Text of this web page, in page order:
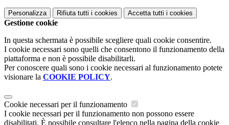
Personalizza Rifiuta tutti i cookies Accetta tutti i cookies
Gestione cookie
In questa schermata è possibile scegliere quali cookie consentire.
I cookie necessari sono quelli che consentono il funzionamento della
piattaforma e non è possibile disabilitarli.
Per conoscere quali sono i cookie necessari al funzionamento potete
visionare la COOKIE POLICY.
Cookie necessari per il funzionamento
I cookie necessari per il funzionamento non possono essere
disabilitati. È possibile consultare l'elenco nella pagina della cookie